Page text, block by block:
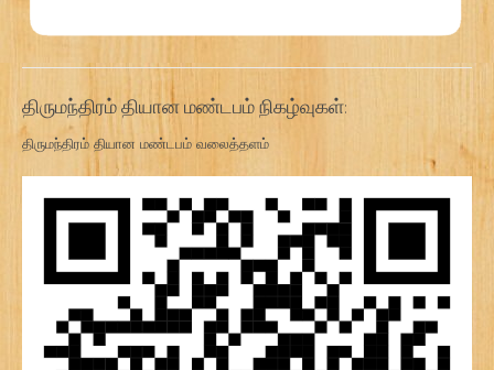
திருமந்திரம் தியான மண்டபம் நிகழ்வுகள்:
திருமந்திரம் தியான மண்டபம் வலைத்தளம்